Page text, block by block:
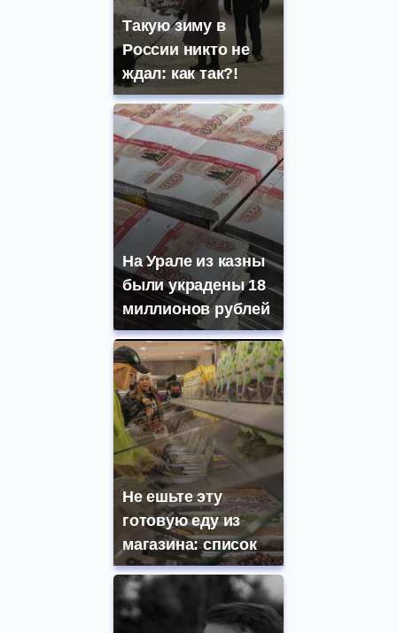
Такую зиму в
России никто не
ждал: как так?!
На Урале из казны
были украдены 18
миллионов рублей
Не ешьте эту
готовую еду из
магазина: список